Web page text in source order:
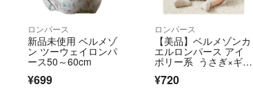
ロンパース
新品未使用 ベルメゾ
ン ツーウェイロンパ
ース50～60cm
¥699
ロンパース
【美品】ベルメゾンカ
エルロンパース アイ
ボリー系 うさぎ×ギン
¥720